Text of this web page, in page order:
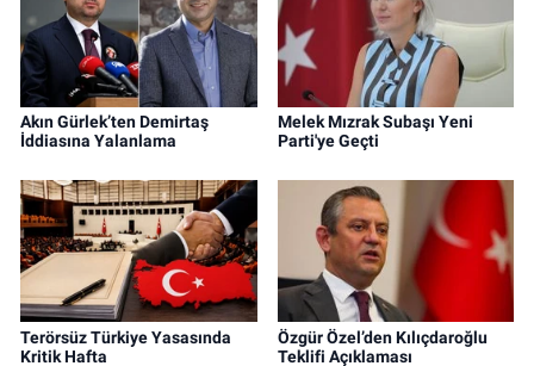
Akın Gürlek’ten Demirtaş
İddiasına Yalanlama
Melek Mızrak Subaşı Yeni
Parti'ye Geçti
Terörsüz Türkiye Yasasında
Kritik Hafta
Özgür Özel’den Kılıçdaroğlu
Teklifi Açıklaması